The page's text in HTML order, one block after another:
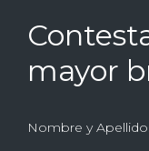
mayor
Nombre y